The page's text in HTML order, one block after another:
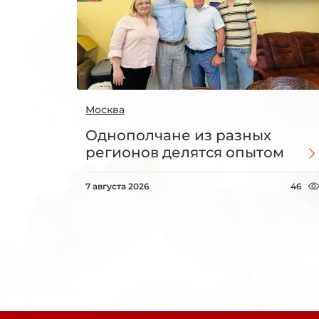
Москва
Однополчане из разных
регионов делятся опытом
7 августа 2026 46